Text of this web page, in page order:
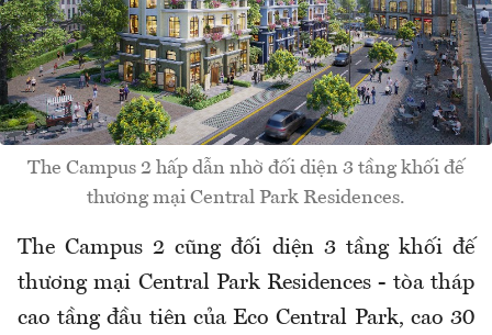
The Campus 2 hấp dẫn nhờ đối diện 3 tầng khối đế
thương mại Central Park Residences.
The Campus 2 cũng đối diện 3 tầng khối đế
thương mại Central Park Residences - tòa tháp
cao tầng đầu tiên của Eco Central Park, cao 30